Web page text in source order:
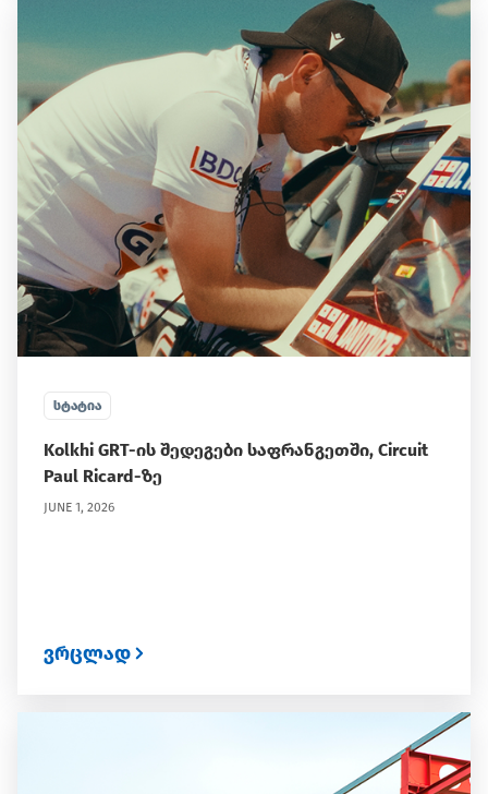
ᲡᲢᲐᲢᲘᲐ
Kolkhi GRT-ის შედეგები საფრანგეთში, Circuit
Paul Ricard-ზე
JUNE 1, 2026
ვრცლად